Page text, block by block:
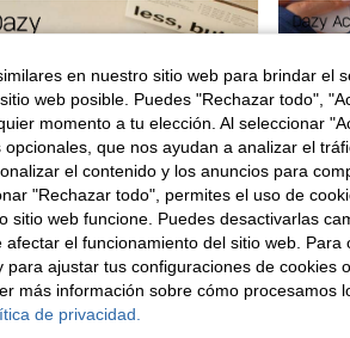
en nuestro sitio web para brindar el
web posible. Puedes "Rechazar todo",
momento a tu elección. Al seleccionar
que nos ayudan a analizar el
el contenido y los anuncios para
"Rechazar todo", permites el uso de
sitio web funcione. Puedes desactivarlas
el funcionamiento del sitio web. Para
ajustar tus configuraciones de cookies
más información sobre cómo procesamos
de privacidad.